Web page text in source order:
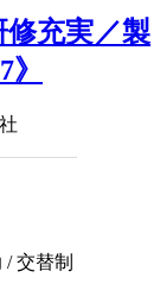
充実／製
交替制